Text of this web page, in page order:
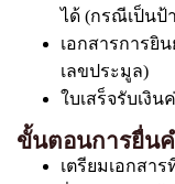
ได้ (กรณีเป็นป้
เอกสารการยิ
เลขประมูล)
ใบเสร็จรับเงิ
ขั้นตอนการยื่น
เตรียมเอกสา